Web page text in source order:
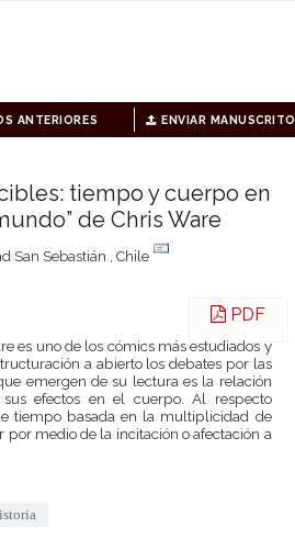
ANTERIORES ENVIAR MANUSCRITO
tiempo y cuerpo en
de Chris Ware
San Sebastián , Chile
PDF
es uno de los cómics más estudiados y
a abierto los debates por las
emergen de su lectura es la relación
efectos en el cuerpo. Al respecto
tiempo basada en la multiplicidad de
medio de la incitación o afectación a